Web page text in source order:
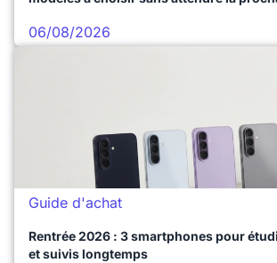
06/08/2026
Guide d'achat
Rentrée 2026 : 3 smartphones pour
et suivis longtemps